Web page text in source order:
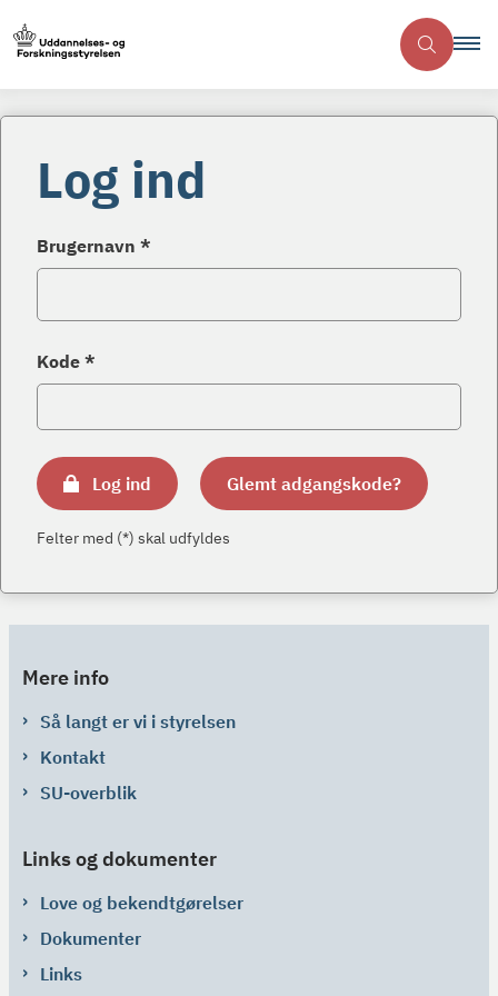
Log ind
Brugernavn *
Kode *
Log ind Glemt adgangskode?
Felter med (*) skal udfyldes
Mere info
Så langt er vi i styrelsen
Kontakt
SU-overblik
Links og dokumenter
Love og bekendtgørelser
Dokumenter
Links